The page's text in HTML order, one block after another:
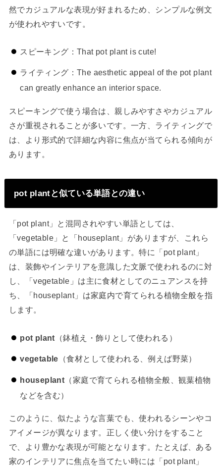
然でカジュアルな表現が好まれるため、シンプルな例文
が使われやすいです。
スピーキング：That pot plant is cute!
ライティング：The aesthetic appeal of the pot plant
can greatly enhance an interior space.
スピーキングで使う場合は、親しみやすさやカジュアル
さが重視されることが多いです。一方、ライティングで
は、より形式的で詳細な内容に焦点が当てられる傾向が
あります。
pot plantと似ている単語との違い
「pot plant」と混同されやすい単語としては、
「vegetable」と「houseplant」がありますが、これら
の単語には明確な違いがあります。特に「pot plant」
は、装飾やインテリアを意識した文脈で使われるのに対
し、「vegetable」は主に食材としてのニュアンスを持
ち、「houseplant」は家庭内で育てられる植物全般を指
します。
pot plant （鉢植え・飾りとして使われる）
vegetable （食材として使われる、例えば野菜）
houseplant （家庭で育てられる植物全般、観葉植物
などを含む）
このように、似たような言葉でも、使われるシーンやコ
アイメージが異なります。正しく使い分けをすること
で、より豊かな表現が可能となります。たとえば、ある
家のインテリアに焦点を当てたい時には「pot plant」